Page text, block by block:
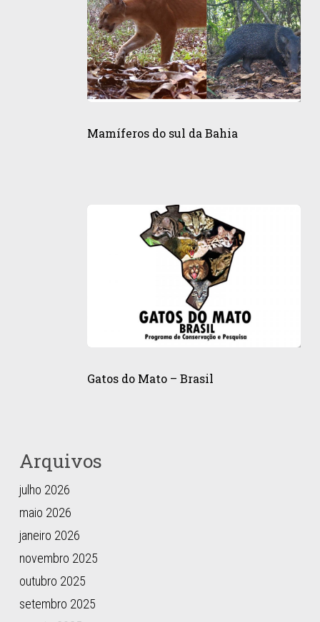
do
Mamíferos do sul da Bahia
do
Gatos do Mato – Brasil
Arquivos
julho 2026
maio 2026
janeiro 2026
novembro 2025
outubro 2025
setembro 2025